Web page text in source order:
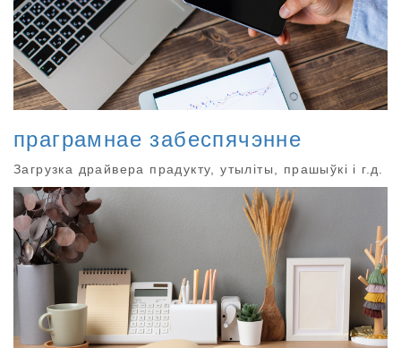
праграмнае забеспячэнне
Загрузка драйвера прадукту, утыліты, прашыўкі і г.д.